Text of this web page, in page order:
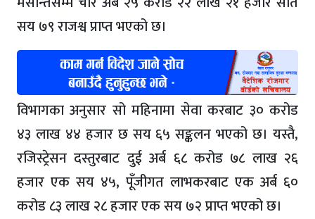
सय ७९ राजश्व प्राप्त भएको छ।
विभागका अनुसार सो महिनामा सेवा करबाट ३० करोड
४३ लाख ४४ हजार छ सय ६५ सङ्कलन भएको छ। यस्तै,
रजिस्ट्रेसन दस्तुरबाट दुई अर्ब ६८ करोड ७८ लाख २६
हजार एक सय ४५, पूँजीगत लाभकरबाट एक अर्ब ६०
करोड ८३ लाख २८ हजार एक सय ७२ प्राप्त भएको छ।